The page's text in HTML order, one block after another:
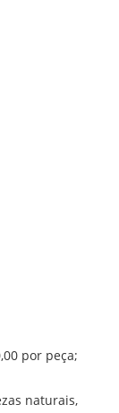
por peça;
naturais,